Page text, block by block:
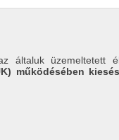
általuk üzemeltetett
működésében